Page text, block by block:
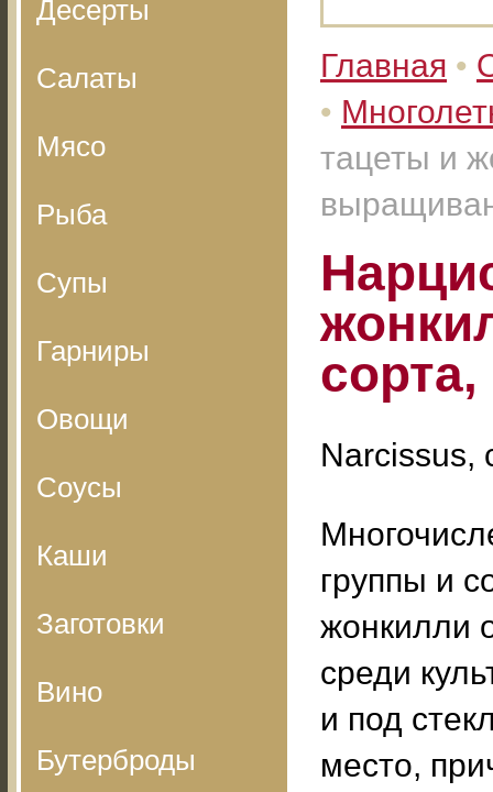
Десерты
Салаты
Мясо
Рыба
Супы
Гарниры
Овощи
Соусы
Каши
Заготовки
Вино
Бутерброды
Главная •
•
тацеты и
Narcissus,
группы и
жонкилли
среди
и под
место,